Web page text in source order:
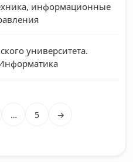
информационные
университета.
… 5 →